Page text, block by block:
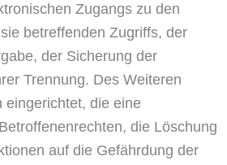
Zugangs zu den
betreffenden Zugriffs, der
der Sicherung der
Trennung. Des Weiteren
eingerichtet, die eine
die Löschung
auf die Gefährdung der